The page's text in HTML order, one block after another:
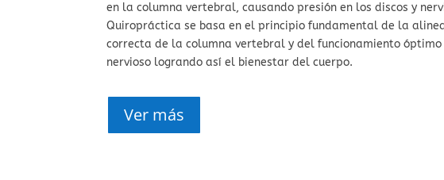
en la columna vertebral, causando presión en los discos y
Quiropráctica se basa en el principio fundamental de la
correcta de la columna vertebral y del funcionamiento
nervioso logrando así el bienestar del cuerpo.
Ver más